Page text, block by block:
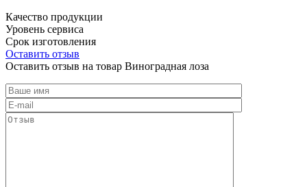
Качество продукции
Уровень сервиса
Срок изготовления
Оставить отзыв
Оставить отзыв на товар Виноградная лоза